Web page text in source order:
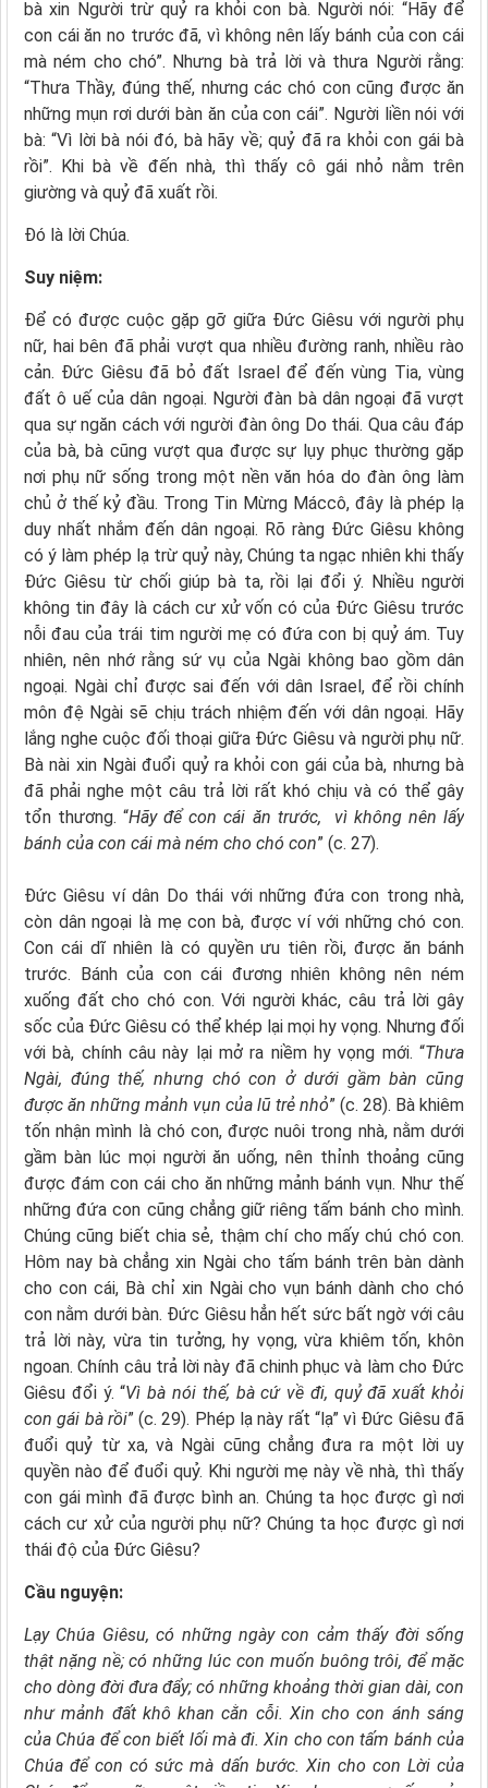
bà xin Người trừ quỷ ra khỏi con bà. Người nói: “Hãy để
con cái ăn no trước đã, vì không nên lấy bánh của con cái
mà ném cho chó”. Nhưng bà trả lời và thưa Người rằng:
“Thưa Thầy, đúng thế, nhưng các chó con cũng được ăn
những mụn rơi dưới bàn ăn của con cái”. Người liền nói với
bà: “Vì lời bà nói đó, bà hãy về; quỷ đã ra khỏi con gái bà
rồi”. Khi bà về đến nhà, thì thấy cô gái nhỏ nằm trên
giường và quỷ đã xuất rồi.
Ðó là lời Chúa.
Suy niệm:
Để có được cuộc gặp gỡ giữa Đức Giêsu với người phụ
nữ, hai bên đã phải vượt qua nhiều đường ranh, nhiều rào
cản. Đức Giêsu đã bỏ đất Israel để đến vùng Tia, vùng
đất ô uế của dân ngoại. Người đàn bà dân ngoại đã vượt
qua sự ngăn cách với người đàn ông Do thái. Qua câu đáp
của bà, bà cũng vượt qua được sự lụy phục thường gặp
nơi phụ nữ sống trong một nền văn hóa do đàn ông làm
chủ ở thế kỷ đầu. Trong Tin Mừng Máccô, đây là phép lạ
duy nhất nhắm đến dân ngoại. Rõ ràng Đức Giêsu không
có ý làm phép lạ trừ quỷ này, Chúng ta ngạc nhiên khi thấy
Đức Giêsu từ chối giúp bà ta, rồi lại đổi ý. Nhiều người
không tin đây là cách cư xử vốn có của Đức Giêsu trước
nỗi đau của trái tim người mẹ có đứa con bị quỷ ám. Tuy
nhiên, nên nhớ rằng sứ vụ của Ngài không bao gồm dân
ngoại. Ngài chỉ được sai đến với dân Israel, để rồi chính
môn đệ Ngài sẽ chịu trách nhiệm đến với dân ngoại. Hãy
lắng nghe cuộc đối thoại giữa Đức Giêsu và người phụ nữ.
Bà nài xin Ngài đuổi quỷ ra khỏi con gái của bà, nhưng bà
đã phải nghe một câu trả lời rất khó chịu và có thể gây
tổn thương. “Hãy để con cái ăn trước, vì không nên lấy
bánh của con cái mà ném cho chó con” (c. 27).
Đức Giêsu ví dân Do thái với những đứa con trong nhà,
còn dân ngoại là mẹ con bà, được ví với những chó con.
Con cái dĩ nhiên là có quyền ưu tiên rồi, được ăn bánh
trước. Bánh của con cái đương nhiên không nên ném
xuống đất cho chó con. Với người khác, câu trả lời gây
sốc của Đức Giêsu có thể khép lại mọi hy vọng. Nhưng đối
với bà, chính câu này lại mở ra niềm hy vọng mới. “Thưa
Ngài, đúng thế, nhưng chó con ở dưới gầm bàn cũng
được ăn những mảnh vụn của lũ trẻ nhỏ” (c. 28). Bà khiêm
tốn nhận mình là chó con, được nuôi trong nhà, nằm dưới
gầm bàn lúc mọi người ăn uống, nên thỉnh thoảng cũng
được đám con cái cho ăn những mảnh bánh vụn. Như thế
những đứa con cũng chẳng giữ riêng tấm bánh cho mình.
Chúng cũng biết chia sẻ, thậm chí cho mấy chú chó con.
Hôm nay bà chẳng xin Ngài cho tấm bánh trên bàn dành
cho con cái, Bà chỉ xin Ngài cho vụn bánh dành cho chó
con nằm dưới bàn. Đức Giêsu hẳn hết sức bất ngờ với câu
trả lời này, vừa tin tưởng, hy vọng, vừa khiêm tốn, khôn
ngoan. Chính câu trả lời này đã chinh phục và làm cho Đức
Giêsu đổi ý. “Vì bà nói thế, bà cứ về đi, quỷ đã xuất khỏi
con gái bà rồi” (c. 29). Phép lạ này rất “lạ” vì Đức Giêsu đã
đuổi quỷ từ xa, và Ngài cũng chẳng đưa ra một lời uy
quyền nào để đuổi quỷ. Khi người mẹ này về nhà, thì thấy
con gái mình đã được bình an. Chúng ta học được gì nơi
cách cư xử của người phụ nữ? Chúng ta học được gì nơi
thái độ của Đức Giêsu?
Cầu nguyện:
Lạy Chúa Giêsu,có những ngày con cảm thấy đời sống
thật nặng nề;có những lúc con muốn buông trôi,để mặc
cho dòng đời đưa đẩy; có những khoảng thời gian dài, con
như mảnh đất khô khan cằn cỗi. Xin cho con ánh sáng
của Chúa để con biết lối mà đi.Xin cho con tấm bánh của
Chúađể con có sức mà dấn bước. Xin cho con Lời của